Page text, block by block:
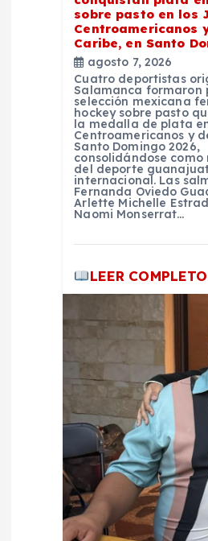
sobre pasto en los
Centroamericanos
Caribe, en Santo
agosto 7, 2026
Cuatro deportistas
Salamanca formaron
selección mexicana
hockey sobre pasto
la medalla de plata
Centroamericanos y
Santo Domingo 2026,
consolidándose como
del deporte
internacional. Las
Fernanda Oviedo
Arlette Michelle
Naomi Monserrat…
LEER COMPLETO